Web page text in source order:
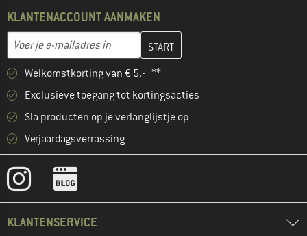
KLANTENACCOUNT AANMAKEN
E-mailadres
Vul je e-mailadres hier in en maak in de volgende stap je
Welkomstkorting van € 5,- **
Exclusieve toegang tot kortingsacties
Sla producten op je verlanglijstje op
Verjaardagsverrassing
KLANTENSERVICE